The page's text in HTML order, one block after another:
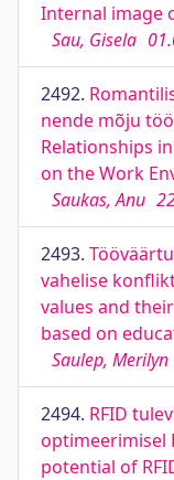
Internal image
Sau, Gisela
2492.
nende mõju
Relationships
on the Work
Saukas, Anu
2493.
vahelise
values and
based on
Saulep, Merilyn
2494. RFID
optimeerimisel
potential of